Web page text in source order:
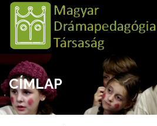
CÍMLAP